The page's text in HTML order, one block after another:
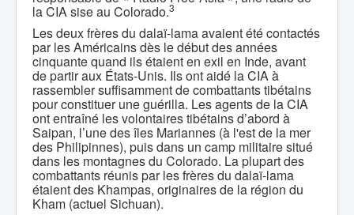
la CIA sise au Colorado.3
Les deux frères du dalaï-lama avaient été contactés
par les Américains dès le début des années
cinquante quand ils étaient en exil en Inde, avant
de partir aux États-Unis. Ils ont aidé la CIA à
rassembler suffisamment de combattants tibétains
pour constituer une guérilla. Les agents de la CIA
ont entraîné les volontaires tibétains d’abord à
Saipan, l’une des îles Mariannes (à l'est de la mer
des Philipinnes), puis dans un camp militaire situé
dans les montagnes du Colorado. La plupart des
combattants réunis par les frères du dalaï-lama
étaient des Khampas, originaires de la région du
Kham (actuel Sichuan).